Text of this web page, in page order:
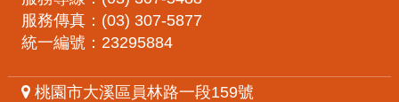
服務傳真：(03) 307-5877
統一編號：23295884
桃園市大溪區員林路一段159號